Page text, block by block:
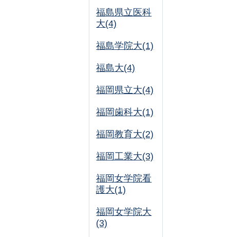
福島県立医科
大(4)
福島学院大(1)
福島大(4)
福岡県立大(4)
福岡歯科大(1)
福岡教育大(2)
福岡工業大(3)
福岡女学院看
護大(1)
福岡女学院大
(3)